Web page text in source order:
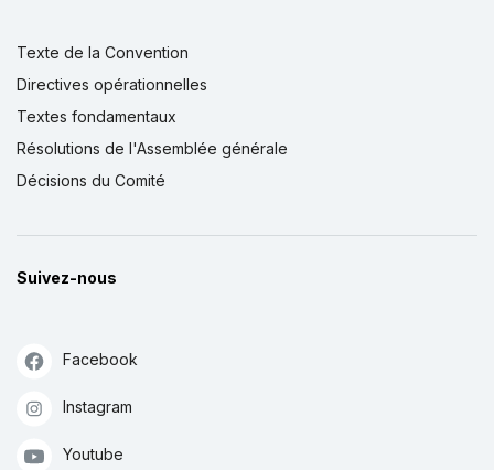
Texte de la Convention
Directives opérationnelles
Textes fondamentaux
Résolutions de l'Assemblée générale
Décisions du Comité
Suivez-nous
Facebook
Instagram
Youtube